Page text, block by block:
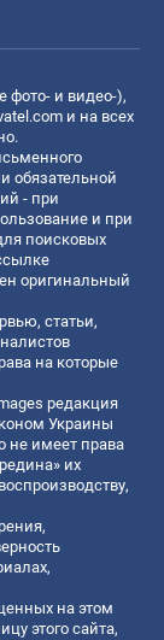
фото- и видео-),
и на всех
обязательной
- при
и при
поисковых
оригинальный
статьи,
на которые
редакция
Украины
не имеет права
их
на этом
этого сайта,